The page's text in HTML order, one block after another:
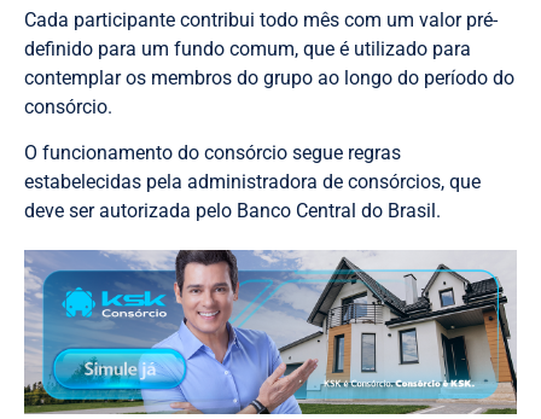
Cada participante contribui todo mês com um valor pré-
definido para um fundo comum, que é utilizado para
contemplar os membros do grupo ao longo do período do
consórcio.
O funcionamento do consórcio segue regras
estabelecidas pela administradora de consórcios, que
deve ser autorizada pelo Banco Central do Brasil.